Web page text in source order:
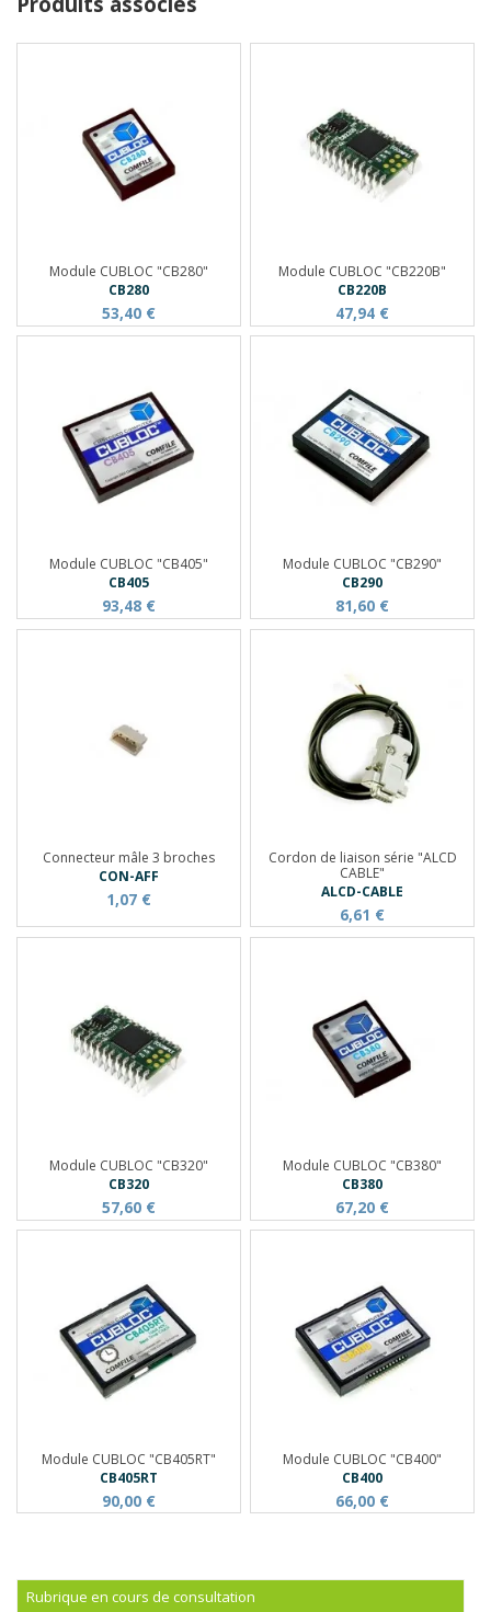
Module CUBLOC "CB280"
CB280
53,40 €
Module CUBLOC "CB220B"
CB220B
47,94 €
Module CUBLOC "CB405"
CB405
93,48 €
Module CUBLOC "CB290"
CB290
81,60 €
Connecteur mâle 3 broches
CON-AFF
1,07 €
Cordon de liaison série "ALCD
CABLE"
ALCD-CABLE
6,61 €
Module CUBLOC "CB320"
CB320
57,60 €
Module CUBLOC "CB380"
CB380
67,20 €
Module CUBLOC "CB405RT"
CB405RT
90,00 €
Module CUBLOC "CB400"
CB400
66,00 €
Rubrique en cours de consultation